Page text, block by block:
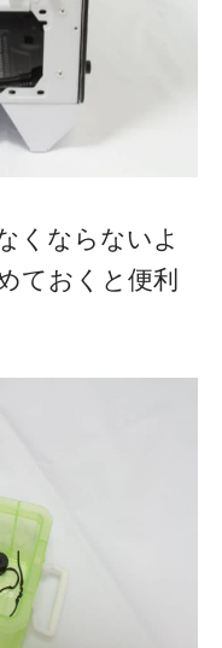
くならないよ
ておくと便利